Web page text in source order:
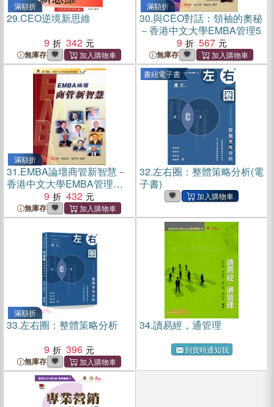
滿額折
29.CEO逆境新思維
9
342
無庫存
滿額折
30.與CEO對話：領袖的奧秘
－香港中文大學EMBA管理5
9
567
無庫存
滿額折
31.EMBA論壇商管新智慧－
香港中文大學EMBA管理叢
9 432
無庫存
書紐電子書
32.左右圈：整體策略分析(電
子書)
滿額折
33.左右圈：整體策略分析
9
396
無庫存
34.讀易經，通管理
到貨時通知我